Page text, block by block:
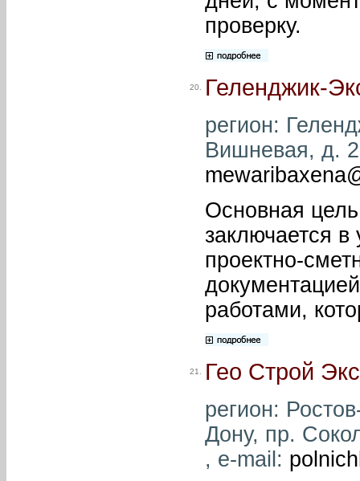
проверку.
20. Геленджик-
регион:
Вишневая, д.
Основная
заключается
проектно-
работами,
21. Гео Строй
регион:
Дону, пр.
, e-mail: